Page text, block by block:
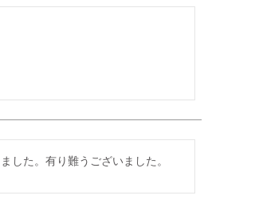
した。有り難うございました。